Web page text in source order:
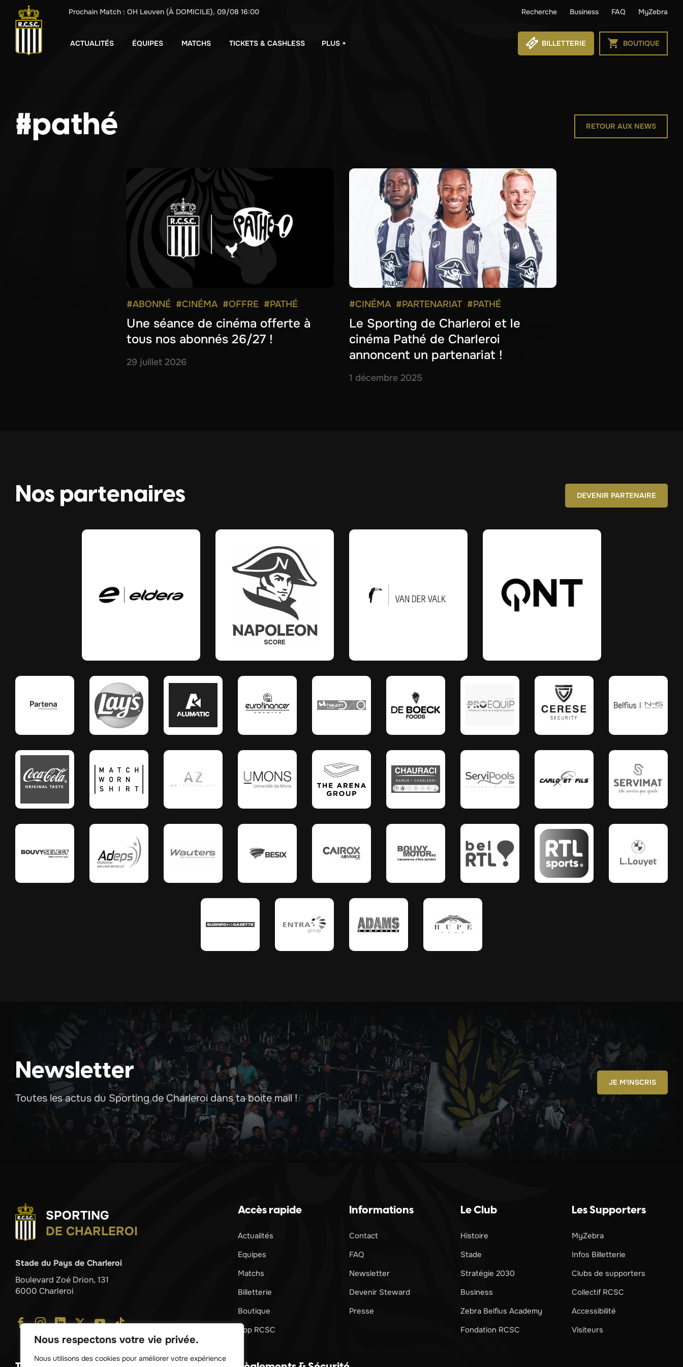
Nous respectons votre vie privée.
Nous utilisons des cookies pour améliorer votre expérience
Prochain Match : OH Leuven (À DOMICILE), 09/08 16:00 Recherche Business FAQ MyZebra
ACTUALITÉS ÉQUIPES MATCHS TICKETS & CASHLESS PLUS + BILLETTERIE BOUTIQUE
#pathé RETOUR AUX NEWS
#ABONNÉ #CINÉMA #OFFRE #PATHÉ
Une séance de cinéma offerte à
tous nos abonnés 26/27 !
29 juillet 2026
#CINÉMA #PARTENARIAT #PATHÉ
Le Sporting de Charleroi et le
cinéma Pathé de Charleroi
annoncent un partenariat !
1 décembre 2025
Nos partenaires DEVENIR PARTENAIRE
Newsletter
Toutes les actus du Sporting de Charleroi dans ta boite mail !
JE M'INSCRIS
SPORTING
DE CHARLEROI
Stade du Pays de Charleroi
Boulevard Zoé Drion, 131
6000 Charleroi
Accès rapide
Actualités
Equipes
Matchs
Billetterie
Boutique
App RCSC
Informations
Contact
FAQ
Newsletter
Devenir Steward
Presse
Le Club
Histoire
Stade
Stratégie 2030
Business
Zebra Belfius Academy
Fondation RCSC
Les Supporters
MyZebra
Infos Billetterie
Clubs de supporters
Collectif RCSC
Accessibilité
Visiteurs